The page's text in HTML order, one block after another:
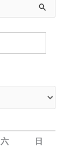
六 日